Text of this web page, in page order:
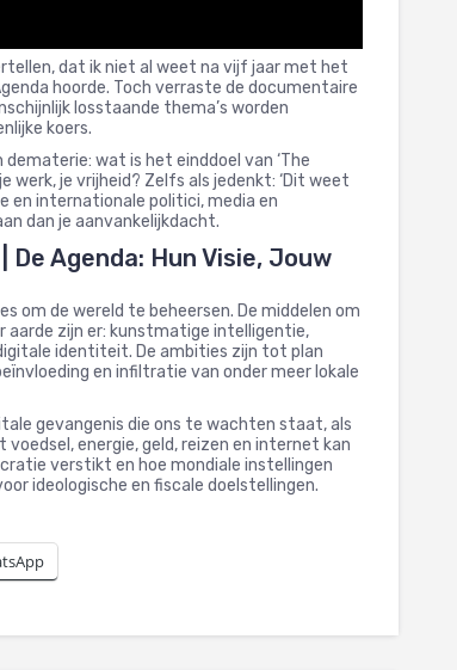
dat ik niet al weet na vijf jaar met het
hoorde. Toch verraste de documentaire
losstaande thema’s worden
koers.
dematerie: wat is het einddoel van ‘The
werk, je vrijheid? Zelfs als jedenkt: ‘Dit weet
en internationale politici, media en
dan je aanvankelijkdacht.
De Agenda: Hun Visie, Jouw
om de wereld te beheersen. De middelen om
aarde zijn er: kunstmatige intelligentie,
identiteit. De ambities zijn tot plan
en infiltratie van onder meer lokale
gevangenis die ons te wachten staat, als
energie, geld, reizen en internet kan
verstikt en hoe mondiale instellingen
ideologische en fiscale doelstellingen.